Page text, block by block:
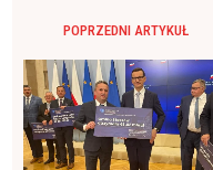
POPRZEDNI ARTYKUŁ